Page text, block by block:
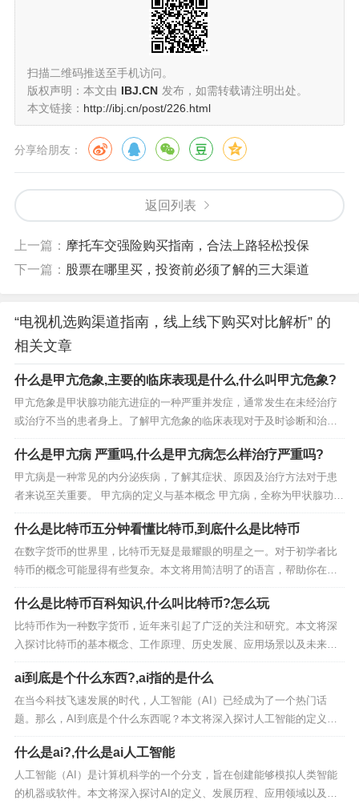
扫描二维码推送至手机访问。
版权声明：本文由 IBJ.CN 发布，如需转载请注明出处。
本文链接： http://ibj.cn/post/226.html
分享给朋友：
返回列表
上一篇： 摩托车交强险购买指南，合法上路轻松投保
下一篇： 股票在哪里买，投资前必须了解的三大渠道
“电视机选购渠道指南，线上线下购买对比解析” 的
相关文章
什么是甲亢危象,主要的临床表现是什么,什么叫甲亢危象?
甲亢危象是甲状腺功能亢进症的一种严重并发症，通常发生在未经治疗
或治疗不当的患者身上。了解甲亢危象的临床表现对于及时诊断和治疗
至关重要。 甲亢危象是什么？ 甲亢危象，又称甲状腺风暴，是甲状腺功
能亢进症（简称甲亢）的一种极端表现形式。它通常是由于体内甲状腺
激素水平急剧升高引起的，可能危及生命。甲亢...
什么是甲亢病 严重吗,什么是甲亢病怎么样治疗严重吗?
甲亢病是一种常见的内分泌疾病，了解其症状、原因及治疗方法对于患
者来说至关重要。 甲亢病的定义与基本概念 甲亢病，全称为甲状腺功能
亢进症，是由于甲状腺过度分泌甲状腺激素而引起的一种代谢性疾病。
甲状腺激素在人体内起着调节新陈代谢、促进生长发育和提高神经系统
兴奋性等重要作用。当甲状腺激素分泌过多时，...
什么是比特币五分钟看懂比特币,到底什么是比特币
在数字货币的世界里，比特币无疑是最耀眼的明星之一。对于初学者比
特币的概念可能显得有些复杂。本文将用简洁明了的语言，帮助你在五
分钟内快速了解比特币的基本原理和应用。 比特币的定义与起源 比特币
是一种去中心化的数字货币，由一个化名为中本聪的人或团队在2008年
提出，并于2009年正式诞生。它基于区...
什么是比特币百科知识,什么叫比特币?怎么玩
比特币作为一种数字货币，近年来引起了广泛的关注和研究。本文将深
入探讨比特币的基本概念、工作原理、历史发展、应用场景以及未来趋
势，帮助读者全面了解这一新兴的金融技术。 比特币的基本概念 比特币
（Bitcoin）是一种去中心化的数字货币，由一个化名为中本聪（Satoshi
Nakamoto）的人或...
ai到底是个什么东西?,ai指的是什么
在当今科技飞速发展的时代，人工智能（AI）已经成为了一个热门话
题。那么，AI到底是个什么东西呢？本文将深入探讨人工智能的定义、
发展历程、应用领域以及未来趋势。 什么是人工智能？ 人工智能（Artifi
cial Intelligence，简称AI）是指由人制造出来的具有一定智能的系统，
这些系统可...
什么是ai?,什么是ai人工智能
人工智能（AI）是计算机科学的一个分支，旨在创建能够模拟人类智能
的机器或软件。本文将深入探讨AI的定义、发展历程、应用领域以及未